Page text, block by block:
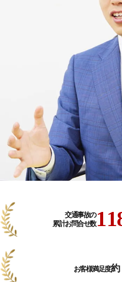
交通事故の
累計お問合せ数
お客様満足度約